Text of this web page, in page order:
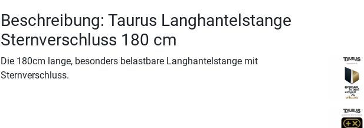
Beschreibung: Taurus Langhantelstange
Sternverschluss 180 cm
Die 180cm lange, besonders belastbare Langhantelstange mit
Sternverschluss.